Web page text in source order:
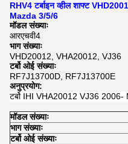
RHV4 टर्बाइन व्हील शाफ्ट
Mazda 3/5/6
मॉडल संख्याः
आरएचवी4
भाग संख्याः
VHD20012, VHA20012, VJ36
टर्बो ओई संख्याः
RF7J13700D, RF7J13700E
अनुप्रयोग:
टर्बो IHI VHA20012 VJ36
मॉडल संख्याः
भाग संख्याः
टर्बो ओई संख्याः